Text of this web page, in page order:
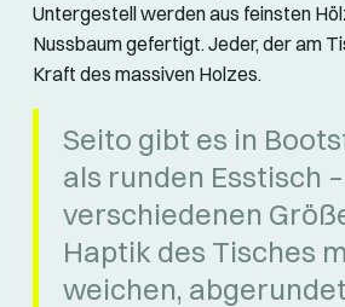
Untergestell werden aus feinsten
Nussbaum gefertigt. Jeder, der am
Kraft des massiven Holzes.
Seito gibt es in
als runden Esstisch
verschiedenen
Haptik des Tisches
weichen,